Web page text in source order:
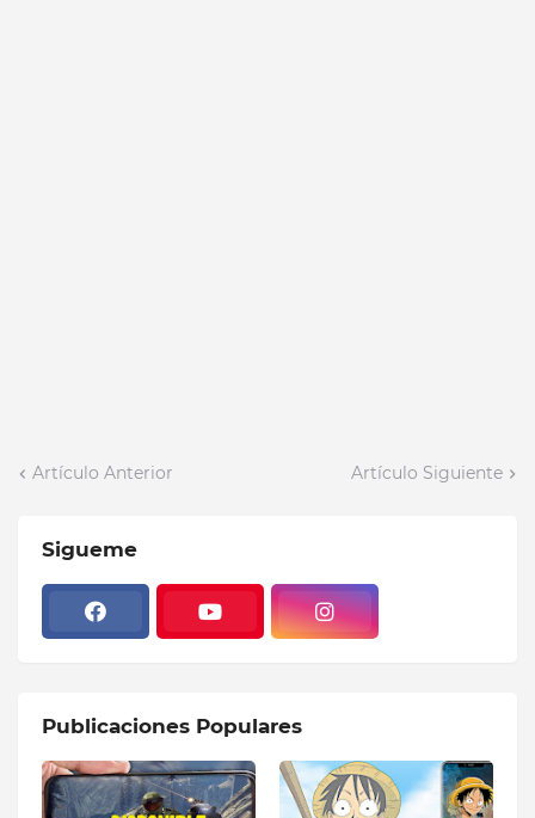
Artículo Anterior Artículo Siguiente
Sigueme
Publicaciones Populares